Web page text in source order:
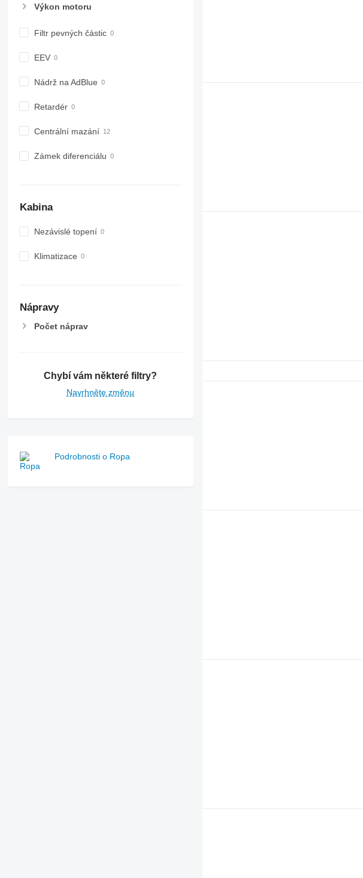
Výkon motoru
Filtr pevných částic
EEV
Nádrž na AdBlue
Retardér
Centrální mazání
Zámek diferenciálu
Kabina
Nezávislé topení
Klimatizace
Nápravy
Počet náprav
Chybí vám některé filtry?
Navrhněte změnu
Podrobnosti o Ropa